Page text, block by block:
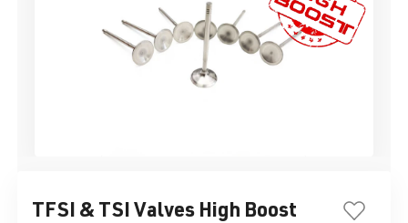
TFSI & TSI Valves High Boost